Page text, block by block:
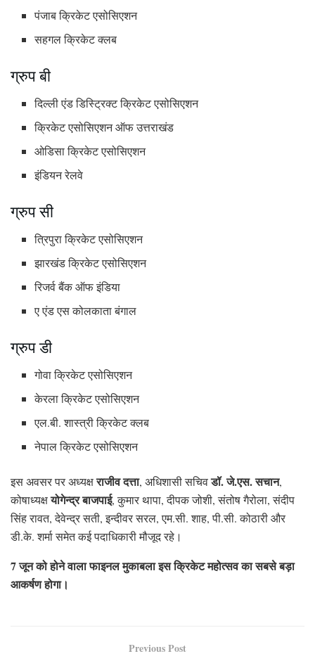
पंजाब क्रिकेट एसोसिएशन
सहगल क्रिकेट क्लब
ग्रुप बी
दिल्ली एंड डिस्ट्रिक्ट क्रिकेट एसोसिएशन
क्रिकेट एसोसिएशन ऑफ उत्तराखंड
ओडिसा क्रिकेट एसोसिएशन
इंडियन रेलवे
ग्रुप सी
त्रिपुरा क्रिकेट एसोसिएशन
झारखंड क्रिकेट एसोसिएशन
रिजर्व बैंक ऑफ इंडिया
ए एंड एस कोलकाता बंगाल
ग्रुप डी
गोवा क्रिकेट एसोसिएशन
केरला क्रिकेट एसोसिएशन
एल.बी. शास्त्री क्रिकेट क्लब
नेपाल क्रिकेट एसोसिएशन
इस अवसर पर अध्यक्षराजीव दत्ता, अधिशासी सचिवडॉ. जे.एस. सचान,
कोषाध्यक्षयोगेन्द्र बाजपाई, कुमार थापा, दीपक जोशी, संतोष गैरोला, संदीप
सिंह रावत, देवेन्द्र सती, इन्दीवर सरल, एम.सी. शाह, पी.सी. कोठारी और
डी.के. शर्मा समेत कई पदाधिकारी मौजूद रहे।
7 जून को होने वाला फाइनल मुकाबला इस क्रिकेट महोत्सव का सबसे बड़ा
आकर्षण होगा।
Previous Post